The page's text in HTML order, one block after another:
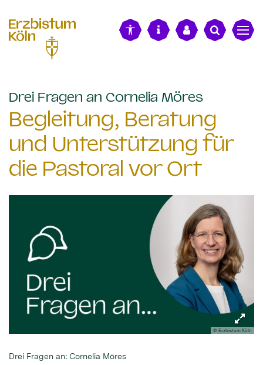
Drei Fragen an Cornelia Möres:
Begleitung, Beratung
und Unterstützung für
die Pastoral vor Ort
© Erzbistum Köln
Drei Fragen an: Cornelia Möres